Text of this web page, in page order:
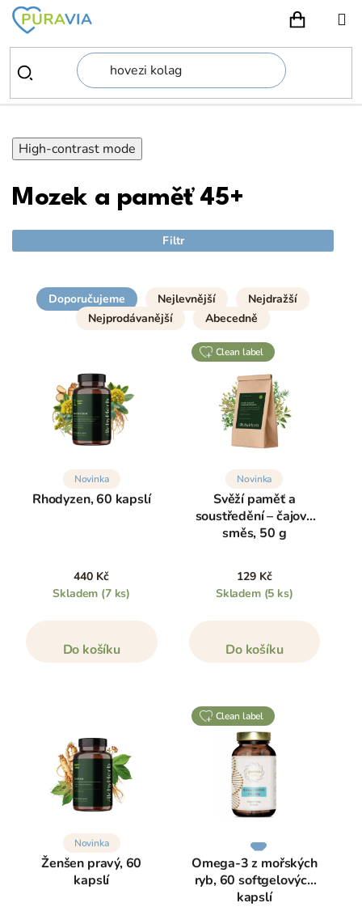
Přejít
obsah
High-contrast mode
Mozek a paměť 45+
Filtr
Doporučujeme Nejlevnější
Nejdražší
Nejprodávanější
Abecedně
Novinka
Rhodyzen, 60 kapslí
440 Kč
Skladem (7 ks)
Do košíku
clean label
Novinka
Svěží paměť a
soustředění – čajová
směs, 50 g
129 Kč
Skladem (5 ks)
Do košíku
Novinka
Ženšen pravý, 60
kapslí
clean label
Omega-3 z mořských
ryb, 60 softgelových
kapslí